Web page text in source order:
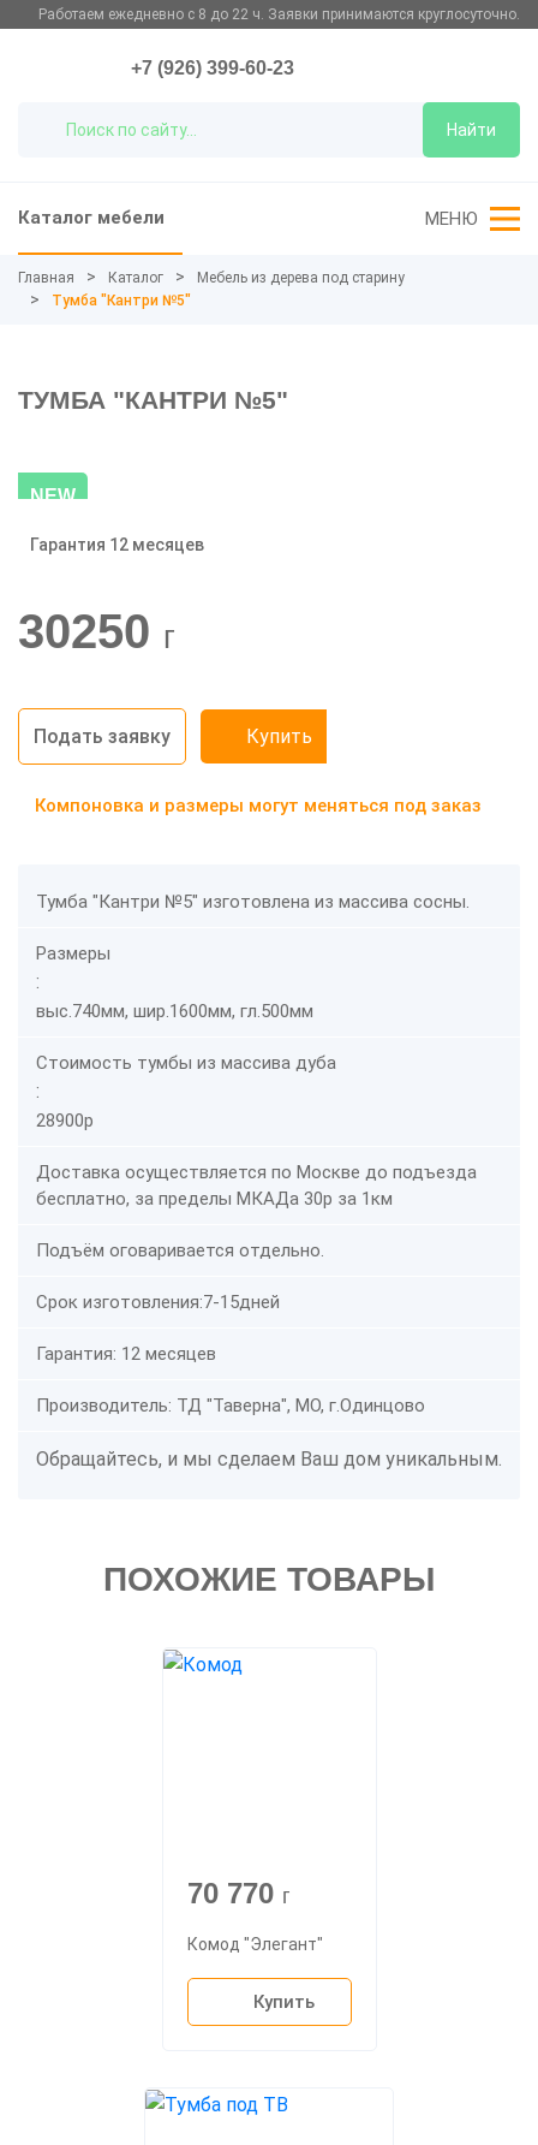
Работаем ежедневно с 8 до 22 ч. Заявки принимаются круглосуточно.
Найти
+7 (926) 399-60-23
Каталог мебели МЕНЮ
Главная Каталог
Мебель из дерева под старину
Тумба "Кантри №5"
ТУМБА "КАНТРИ №5"
NEW
-20%
Гарантия 12 месяцев
30250 г
Подать заявку Купить
Компоновка и размеры могут меняться под заказ
Тумба "Кантри №5" изготовлена из массива сосны.
Размеры
:
выс.740мм, шир.1600мм, гл.500мм
Стоимость тумбы из массива дуба
:
28900р
Доставка осуществляется по Москве до подъезда
бесплатно, за пределы МКАДа 30р за 1км
Подъём оговаривается отдельно.
Срок изготовления:7-15дней
Гарантия: 12 месяцев
Производитель: ТД "Таверна", МО, г.Одинцово
Обращайтесь, и мы сделаем Ваш дом уникальным.
ПОХОЖИЕ ТОВАРЫ
70 770 г
Комод "Элегант"
Купить